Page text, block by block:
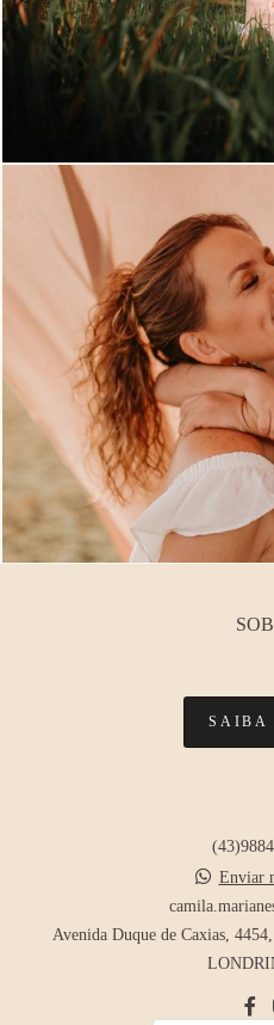
SAIBA
Enviar
Avenida Duque de Caxias,